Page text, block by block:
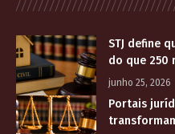
STJ define
do que 250
junho 25, 2026
Portais